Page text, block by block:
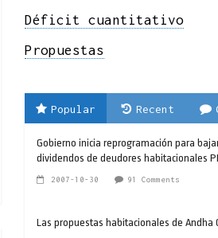
Déficit cuantitativo
Propuestas
Popular Recent
Gobierno inicia reprogramación para
dividendos de deudores habitacionales
2007-10-30 91 Comments
Las propuestas habitacionales de Andha